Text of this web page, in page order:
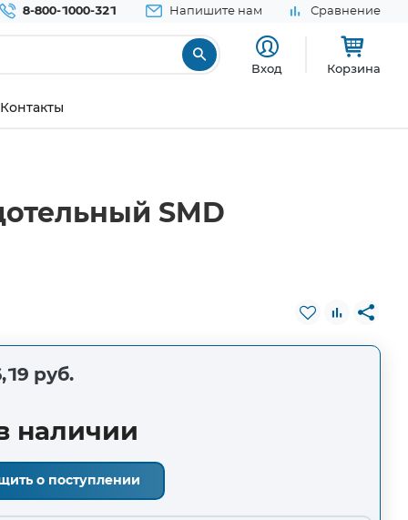
8-800-1000-321 Напишите нам Сравнение
Вход Корзина
Контакты
SMD
руб.
наличии
о поступлении